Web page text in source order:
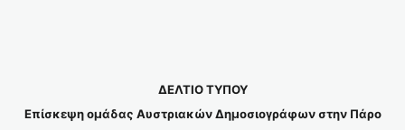
ΔΕΛΤΙΟ ΤΥΠΟΥ
Επίσκεψη ομάδας Αυστριακών Δημοσιογράφων στην Πάρο